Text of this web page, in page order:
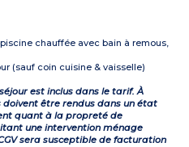
chauffée avec bain à remous,
(sauf coin cuisine & vaisselle)
est inclus dans le tarif. À
être rendus dans un état
quant à la propreté de
une intervention ménage
sera susceptible de facturation